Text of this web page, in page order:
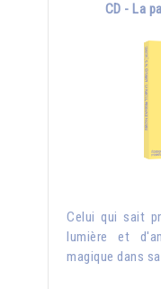
CD - La
Celui qui sait
lumière et
magique dans